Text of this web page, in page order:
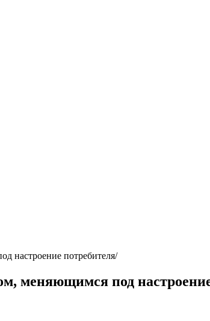
настроение потребителя
меняющимся под